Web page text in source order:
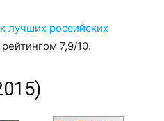
лучших российских
рейтингом 7,9/10.